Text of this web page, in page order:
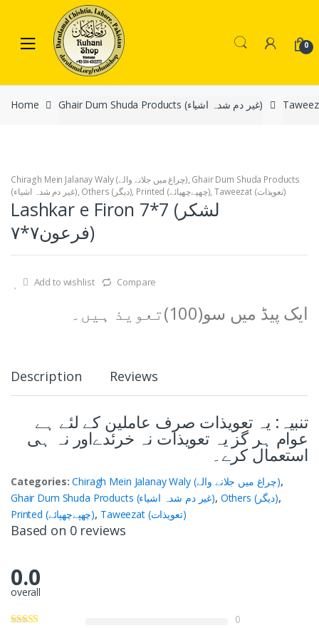
navigation
content
0
Home Ghair Dum Shuda Products (غیر دم شدہ اشیاء)
Chiragh Mein Jalanay Waly (چراغ میں جلانے والے), Ghair Dum Shuda Products
(غیر دم شدہ اشیاء), Others (دیگر), Printed (چھپےچھپائے), Taweezat (تعویذات)
Lashkar e Firon 7*7 (لشکر
فرعون۷*۷)
Add to wishlist Compare
ایک پیڈ میں سو(100)تعویذ ہیں۔
Description Reviews
تنبیہ: یہ تعویذات صرف عاملین کے لئے ہے
عوام ہر گز یہ تعویذات نہ خرئدےاور نہ ہی
استعمال کرے۔
Categories: Chiragh Mein Jalanay Waly (چراغ میں جلانے والے),
Ghair Dum Shuda Products (غیر دم شدہ اشیاء), Others (دیگر),
Printed (چھپےچھپائے), Taweezat (تعویذات)
Based on 0 reviews
0.0
overall
0